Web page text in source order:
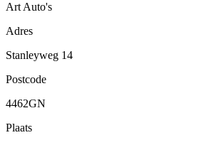
Art Auto's
Adres
Stanleyweg 14
Postcode
4462GN
Plaats